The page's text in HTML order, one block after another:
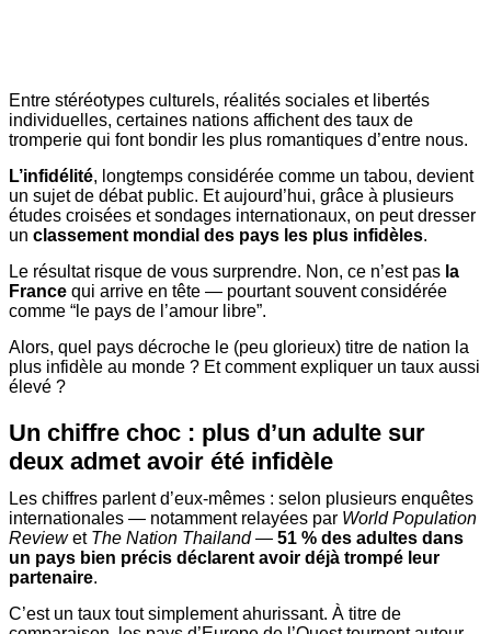
Entre stéréotypes culturels, réalités sociales et libertés
individuelles, certaines nations affichent des taux de
tromperie qui font bondir les plus romantiques d’entre nous.
L’infidélité, longtemps considérée comme un tabou, devient
un sujet de débat public. Et aujourd’hui, grâce à plusieurs
études croisées et sondages internationaux, on peut dresser
un classement mondial des pays les plus infidèles.
Le résultat risque de vous surprendre. Non, ce n’est pas la
France qui arrive en tête — pourtant souvent considérée
comme “le pays de l’amour libre”.
Alors, quel pays décroche le (peu glorieux) titre de nation la
plus infidèle au monde ? Et comment expliquer un taux aussi
élevé ?
Un chiffre choc : plus d’un adulte sur
deux admet avoir été infidèle
Les chiffres parlent d’eux-mêmes : selon plusieurs enquêtes
internationales — notamment relayées par World Population
Reviewet The Nation Thailand— 51 % des adultes dans
un pays bien précis déclarent avoir déjà trompé leur
partenaire.
C’est un taux tout simplement ahurissant. À titre de